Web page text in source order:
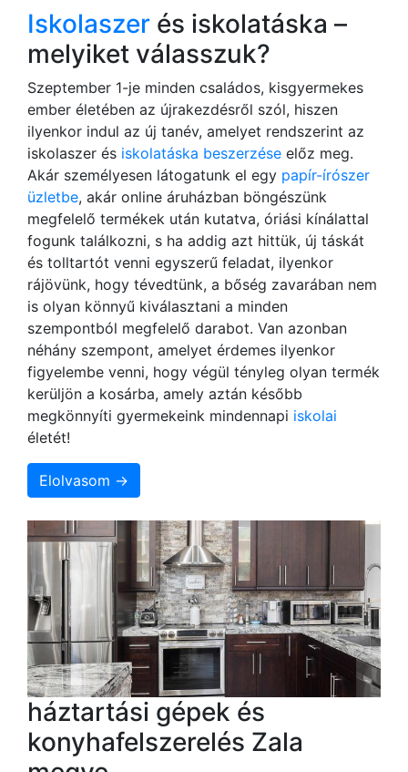
Iskolaszer és iskolatáska –
melyiket válasszuk?
Szeptember 1-je minden családos, kisgyermekes
ember életében az újrakezdésről szól, hiszen
ilyenkor indul az új tanév, amelyet rendszerint az
iskolaszer és iskolatáska beszerzése előz meg.
Akár személyesen látogatunk el egy papír-írószer
üzletbe, akár online áruházban böngészünk
megfelelő termékek után kutatva, óriási kínálattal
fogunk találkozni, s ha addig azt hittük, új táskát
és tolltartót venni egyszerű feladat, ilyenkor
rájövünk, hogy tévedtünk, a bőség zavarában nem
is olyan könnyű kiválasztani a minden
szempontból megfelelő darabot. Van azonban
néhány szempont, amelyet érdemes ilyenkor
figyelembe venni, hogy végül tényleg olyan termék
kerüljön a kosárba, amely aztán később
megkönnyíti gyermekeink mindennapi iskolai
életét!
Elolvasom →
háztartási gépek és
konyhafelszerelés Zala